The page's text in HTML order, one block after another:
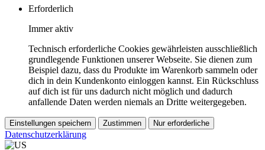
Erforderlich
Immer aktiv
Technisch erforderliche Cookies gewährleisten ausschließlich
grundlegende Funktionen unserer Webseite. Sie dienen zum
Beispiel dazu, dass du Produkte im Warenkorb sammeln oder
dich in dein Kundenkonto einloggen kannst. Ein Rückschluss
auf dich ist für uns dadurch nicht möglich und dadurch
anfallende Daten werden niemals an Dritte weitergegeben.
Einstellungen speichern Zustimmen Nur erforderliche
Datenschutzerklärung